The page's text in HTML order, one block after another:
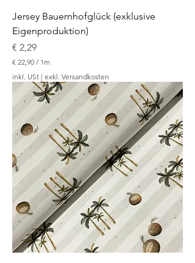
Jersey Bauernhofglück (exklusive
Eigenproduktion)
Preis
€ 2,29
€ 22,90 / 1m
€
0
p
o
1
e
e
r
inkl. USt | exkl. Versandkosten